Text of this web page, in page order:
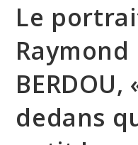
Le
Raymond
dedans